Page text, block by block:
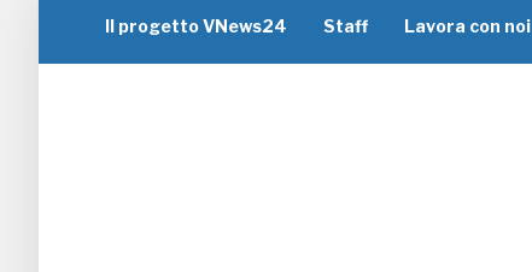
Il progetto VNews24 Staff Lavora con noi